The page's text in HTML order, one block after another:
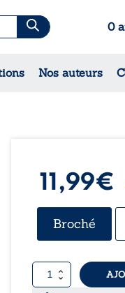
0
Nos auteurs
& Contes
11,99€
Broché
quantité
de